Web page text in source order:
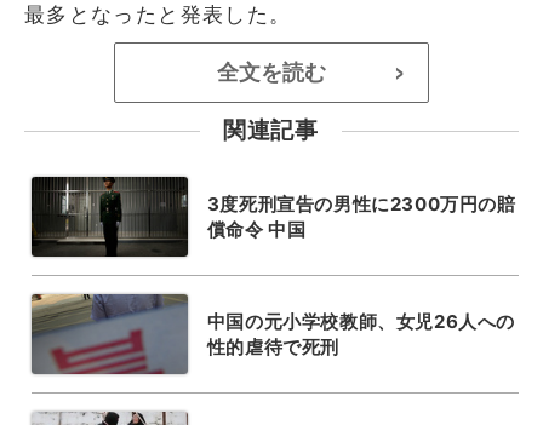
最多となったと発表した。
全文を読む >
関連記事
3度死刑宣告の男性に2300万円の賠
償命令 中国
中国の元小学校教師、女児26人への
性的虐待で死刑